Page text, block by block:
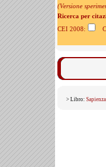
(Versione
Ricerca per
CEI 2008:
> Libro: Sapienza